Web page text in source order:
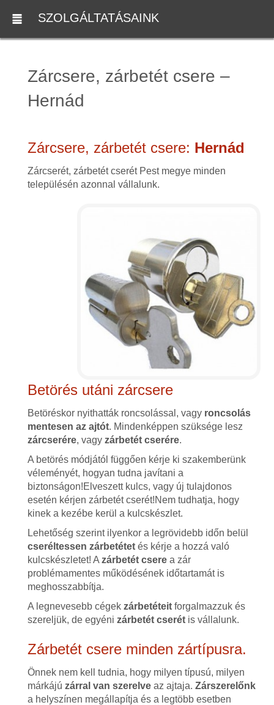
SZOLGÁLTATÁSAINK
Zárcsere, zárbetét csere –
Hernád
Zárcsere, zárbetét csere: Hernád
Zárcserét, zárbetét cserét Pest megye minden
településén azonnal vállalunk.
Betörés utáni zárcsere
Betöréskor nyithatták roncsolással, vagy roncsolás
mentesen az ajtót. Mindenképpen szüksége lesz
zárcserére, vagyzárbetét cserére.
A betörés módjától függően kérje ki szakemberünk
véleményét, hogyan tudna javítani a
biztonságon!Elveszett kulcs, vagy új tulajdonos
esetén kérjen zárbetét cserét!Nem tudhatja, hogy
kinek a kezébe kerül a kulcskészlet.
Lehetőség szerint ilyenkor a legrövidebb időn belül
cseréltessen zárbetétetés kérje a hozzá való
kulcskészletet! A zárbetét cserea zár
problémamentes működésének időtartamát is
meghosszabbítja.
A legnevesebb cégek zárbetéteitforgalmazzuk és
szereljük, de egyéni zárbetét cserétis vállalunk.
Zárbetét csere minden zártípusra.
Önnek nem kell tudnia, hogy milyen típusú, milyen
márkájú zárral van szerelveaz ajtaja. Zárszerelőnk
a helyszínen megállapítja és a legtöbb esetben